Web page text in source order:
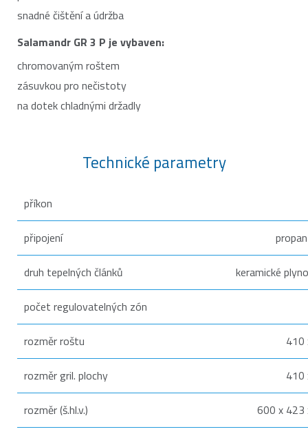
snadné čištění a údržba
Salamandr GR 3 P je vybaven:
chromovaným roštem
zásuvkou pro nečistoty
na dotek chladnými držadly
Technické parametry
příkon
připojení
druh tepelných článků keramické
počet regulovatelných zón
rozměr roštu 410
rozměr gril. plochy 410
rozměr (š.hl.v.) 600 x 423